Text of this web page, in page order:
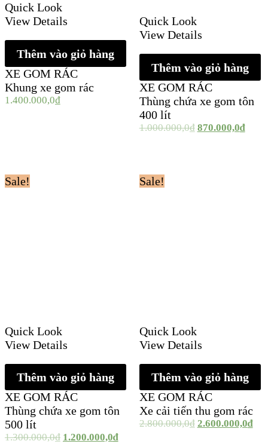
Quick Look
View Details
Thêm vào giỏ hàng
XE GOM RÁC
Khung xe gom rác
1.400.000,0₫
Quick Look
View Details
Thêm vào giỏ hàng
XE GOM RÁC
Thùng chứa xe gom tôn
400 lít
1.000.000,0₫ 870.000,0₫
Sale!
Quick Look
View Details
Thêm vào giỏ hàng
XE GOM RÁC
Thùng chứa xe gom tôn
500 lít
1.300.000,0₫ 1.200.000,0₫
Sale!
Quick Look
View Details
Thêm vào giỏ hàng
XE GOM RÁC
Xe cải tiến thu gom rác
2.800.000,0₫ 2.600.000,0₫